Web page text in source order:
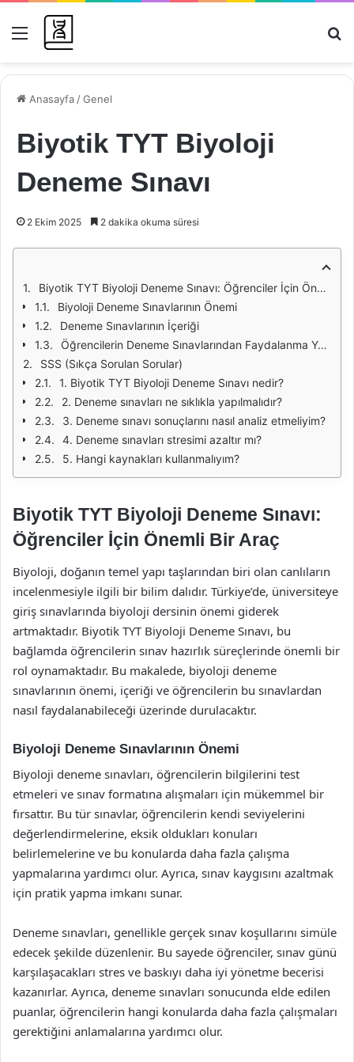
Menü
Anasayfa /Genel
Biyotik TYT Biyoloji
Deneme Sınavı
2 Ekim 2025 2 dakika okuma süresi
Biyotik TYT Biyoloji Deneme Sınavı: Öğrenciler İçin Önemli Bir Araç
Biyoloji Deneme Sınavlarının Önemi
Deneme Sınavlarının İçeriği
Öğrencilerin Deneme Sınavlarından Faydalanma Yöntemleri
SSS (Sıkça Sorulan Sorular)
1. Biyotik TYT Biyoloji Deneme Sınavı nedir?
2. Deneme sınavları ne sıklıkla yapılmalıdır?
3. Deneme sınavı sonuçlarını nasıl analiz etmeliyim?
4. Deneme sınavları stresimi azaltır mı?
5. Hangi kaynakları kullanmalıyım?
Biyotik TYT Biyoloji Deneme Sınavı:
Öğrenciler İçin Önemli Bir Araç
Biyoloji, doğanın temel yapı taşlarından biri olan canlıların
incelenmesiyle ilgili bir bilim dalıdır. Türkiye’de, üniversiteye
giriş sınavlarında biyoloji dersinin önemi giderek
artmaktadır. Biyotik TYT Biyoloji Deneme Sınavı, bu
bağlamda öğrencilerin sınav hazırlık süreçlerinde önemli bir
rol oynamaktadır. Bu makalede, biyoloji deneme
sınavlarının önemi, içeriği ve öğrencilerin bu sınavlardan
nasıl faydalanabileceği üzerinde durulacaktır.
Biyoloji Deneme Sınavlarının Önemi
Biyoloji deneme sınavları, öğrencilerin bilgilerini test
etmeleri ve sınav formatına alışmaları için mükemmel bir
fırsattır. Bu tür sınavlar, öğrencilerin kendi seviyelerini
değerlendirmelerine, eksik oldukları konuları
belirlemelerine ve bu konularda daha fazla çalışma
yapmalarına yardımcı olur. Ayrıca, sınav kaygısını azaltmak
için pratik yapma imkanı sunar.
Deneme sınavları, genellikle gerçek sınav koşullarını simüle
edecek şekilde düzenlenir. Bu sayede öğrenciler, sınav günü
karşılaşacakları stres ve baskıyı daha iyi yönetme becerisi
kazanırlar. Ayrıca, deneme sınavları sonucunda elde edilen
puanlar, öğrencilerin hangi konularda daha fazla çalışmaları
gerektiğini anlamalarına yardımcı olur.